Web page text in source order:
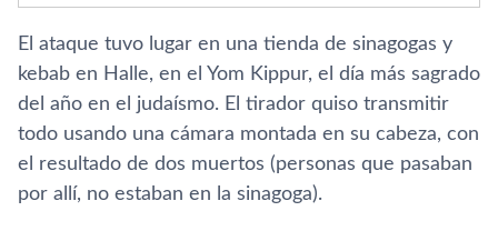
El ataque tuvo lugar en una tienda de sinagogas y
kebab en Halle, en el Yom Kippur, el día más sagrado
del año en el judaísmo. El tirador quiso transmitir
todo usando una cámara montada en su cabeza, con
el resultado de dos muertos (personas que pasaban
por allí, no estaban en la sinagoga).